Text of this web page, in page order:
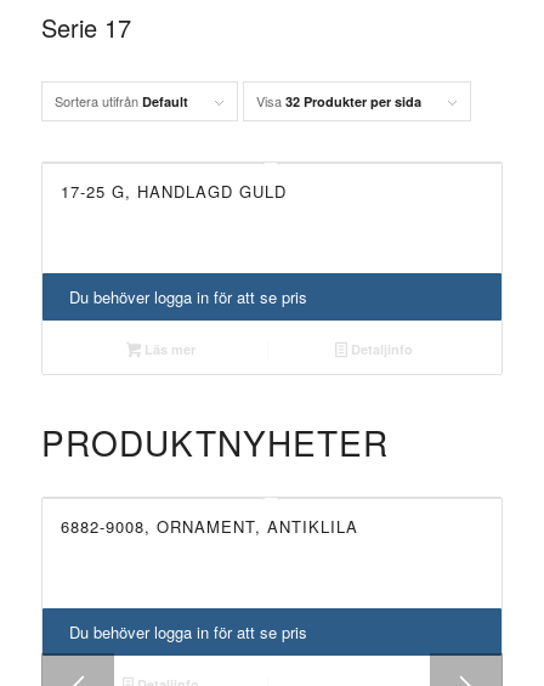
Serie 17
Sortera utifrån Default Visa 32 Produkter per sida
17-25 G, HANDLAGD GULD
Du behöver logga in för att se pris
Läs mer Detaljinfo
PRODUKTNYHETER
6882-9008, ORNAMENT, ANTIKLILA
Du behöver logga in för att se pris
6882-9006, ORNAMENT, ANTIKGRÖN
Du behöver logga in för att se pris